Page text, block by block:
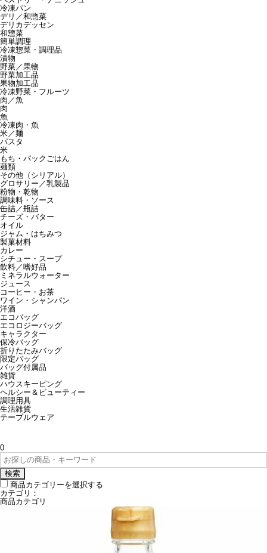
冷凍パン
デリ／和惣菜
デリカデッセン
和惣菜
簡単調理
冷凍惣菜・調理品
漬物
野菜／果物
野菜加工品
果物加工品
冷凍野菜・フルーツ
肉／魚
肉
魚
冷凍肉・魚
米／麺
パスタ
米
もち・パックごはん
麺類
その他（シリアル）
グロサリー／乳製品
粉物・乾物
調味料・ソース
缶詰／瓶詰
チーズ・バター
オイル
ジャム・はちみつ
製菓材料
カレー
シチュー・スープ
飲料／嗜好品
ミネラルウォーター
ジュース
コーヒー・お茶
ワイン・シャンパン
洋酒
エコバッグ
エコロジーバッグ
キャラクター
保冷バッグ
折りたたみバッグ
限定バッグ
バッグ付属品
雑貨
ハウスキーピング
ヘルシー＆ビューティー
調理用具
生活雑貨
テーブルウェア
0
検索
商品カテゴリーを選択する
カテゴリ：
商品カテゴリ